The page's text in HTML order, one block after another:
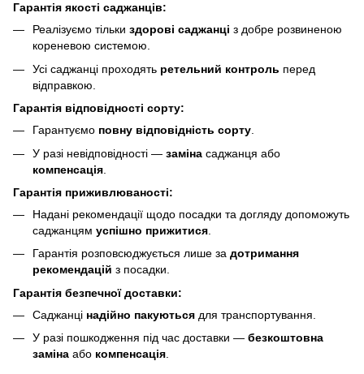
Гарантія якості саджанців:
Реалізуємо тільки здорові саджанці з добре розвиненою
кореневою системою.
Усі саджанці проходять ретельний контроль перед
відправкою.
Гарантія відповідності сорту:
Гарантуємо повну відповідність сорту
У разі невідповідності — заміна саджанця або
компенсація
Гарантія приживлюваності:
Надані рекомендації щодо посадки та догляду допоможуть
саджанцям успішно прижитися
Гарантія розповсюджується лише за дотримання
рекомендацій з посадки.
Гарантія безпечної доставки:
Саджанці надійно пакуються для транспортування.
У разі пошкодження під час доставки — безкоштовна
заміна або компенсація